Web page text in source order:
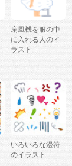
扇風機を服の中
に入れる人のイ
ラスト
いろいろな漫符
のイラスト